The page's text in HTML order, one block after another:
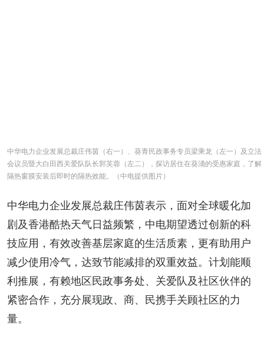
中华电力企业发展总裁庄伟茵（右一）、葵青民政事务专员梁乘龙（左一）及立法
会议员暨大白田西关爱队队长郭芙蓉（左二），探访居住在葵涌的受惠家庭，了解
隔热窗膜安装后即时的隔热效能。（中电提供图片）
中华电力企业发展总裁庄伟茵表示，面对全球暖化加
剧及香港酷热天气日益频繁，中电期望透过创新的科
技应用，有效改善基层家庭的生活质素，更有助用户
减少使用冷气，达致节能减排的双重效益。计划能顺
利推展，有赖地区民政事务处、关爱队及社区伙伴的
紧密合作，充分展现政、商、民携手关顾社区的力
量。